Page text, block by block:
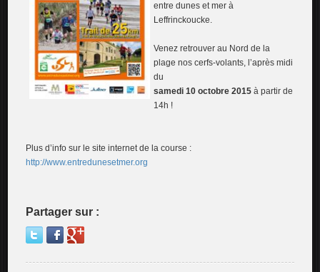
entre dunes et mer à
Leffrinckoucke.
Venez retrouver au Nord de la
plage nos cerfs-volants, l’après midi
du
samedi 10 octobre 2015 à partir de
14h !
Plus d’info sur le site internet de la course :
http://www.entredunesetmer.org
Partager sur :